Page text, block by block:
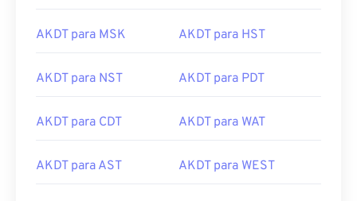
AKDT para MSK AKDT para HST
AKDT para NST AKDT para PDT
AKDT para CDT AKDT para WAT
AKDT para AST AKDT para WEST